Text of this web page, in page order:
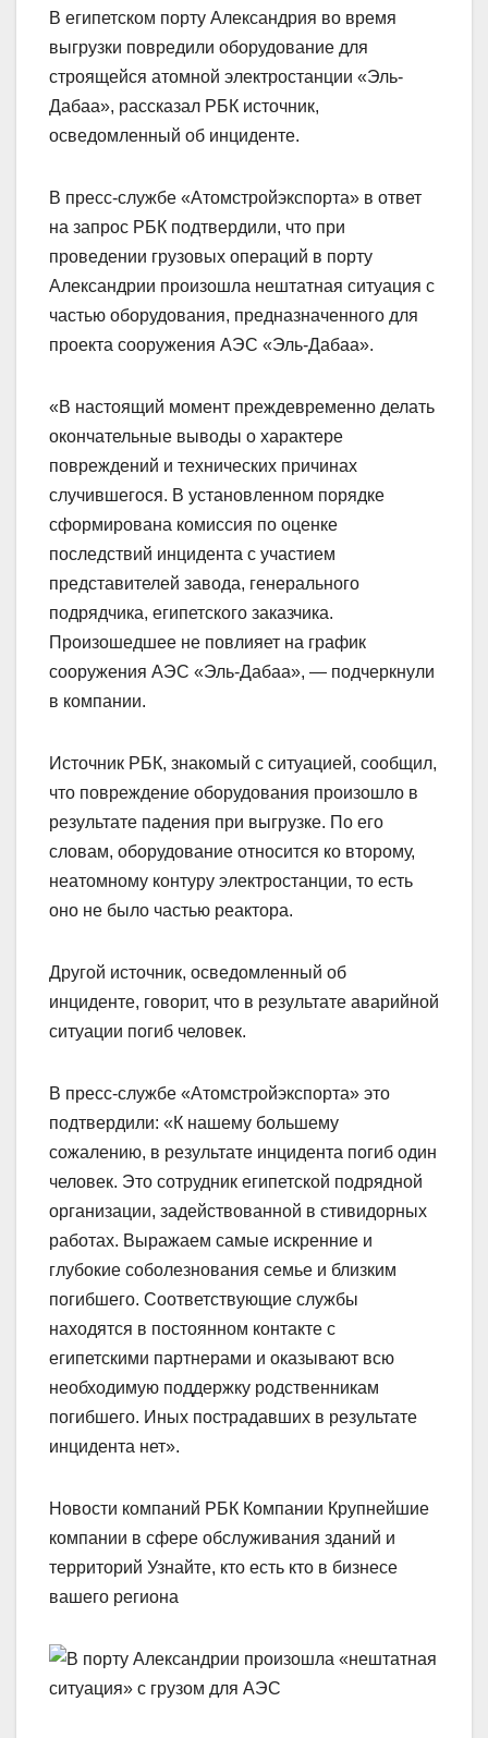
В египетском порту Александрия во время
выгрузки повредили оборудование для
строящейся атомной электростанции «Эль-
Дабаа», рассказал РБК источник,
осведомленный об инциденте.
В пресс-службе «Атомстройэкспорта» в ответ
на запрос РБК подтвердили, что при
проведении грузовых операций в порту
Александрии произошла нештатная ситуация с
частью оборудования, предназначенного для
проекта сооружения АЭС «Эль-Дабаа».
«В настоящий момент преждевременно делать
окончательные выводы о характере
повреждений и технических причинах
случившегося. В установленном порядке
сформирована комиссия по оценке
последствий инцидента с участием
представителей завода, генерального
подрядчика, египетского заказчика.
Произошедшее не повлияет на график
сооружения АЭС «Эль-Дабаа», — подчеркнули
в компании.
Источник РБК, знакомый с ситуацией, сообщил,
что повреждение оборудования произошло в
результате падения при выгрузке. По его
словам, оборудование относится ко второму,
неатомному контуру электростанции, то есть
оно не было частью реактора.
Другой источник, осведомленный об
инциденте, говорит, что в результате аварийной
ситуации погиб человек.
В пресс-службе «Атомстройэкспорта» это
подтвердили: «К нашему большему
сожалению, в результате инцидента погиб один
человек. Это сотрудник египетской подрядной
организации, задействованной в стивидорных
работах. Выражаем самые искренние и
глубокие соболезнования семье и близким
погибшего. Соответствующие службы
находятся в постоянном контакте с
египетскими партнерами и оказывают всю
необходимую поддержку родственникам
погибшего. Иных пострадавших в результате
инцидента нет».
Новости компаний РБК Компании Крупнейшие
компании в сфере обслуживания зданий и
территорий Узнайте, кто есть кто в бизнесе
вашего региона